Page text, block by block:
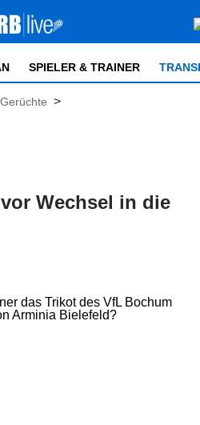
SPIELER & TRAINER
>
Wechsel in die